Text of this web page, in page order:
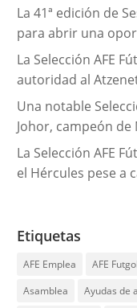
La 41ª edición de
para abrir una
La Selección AFE
autoridad al
Una notable
Johor, campeón de
La Selección AFE
el Hércules pese a
Etiquetas
AFE Emplea AFE
Asamblea
Ayudas de